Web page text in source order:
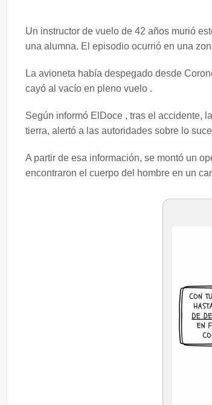
Un instructor de vuelo de 42 años murió
una alumna. El episodio ocurrió en una
La avioneta había despegado desde
cayó al vacío en pleno vuelo .
Según informó ElDoce , tras el accidente,
tierra, alertó a las autoridades sobre lo
A partir de esa información, se montó un
encontraron el cuerpo del hombre en un